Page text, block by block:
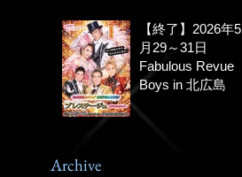
Archive
【終了】2026年5
月29～31日
Fabulous Revue
Boys in 北広島